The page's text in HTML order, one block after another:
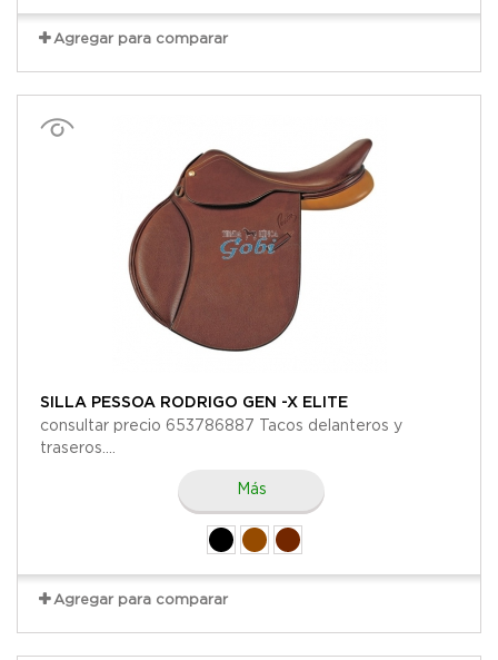
Agregar para comparar
SILLA PESSOA RODRIGO GEN -X ELITE
consultar precio 653786887 Tacos delanteros y
traseros....
Más
Agregar para comparar